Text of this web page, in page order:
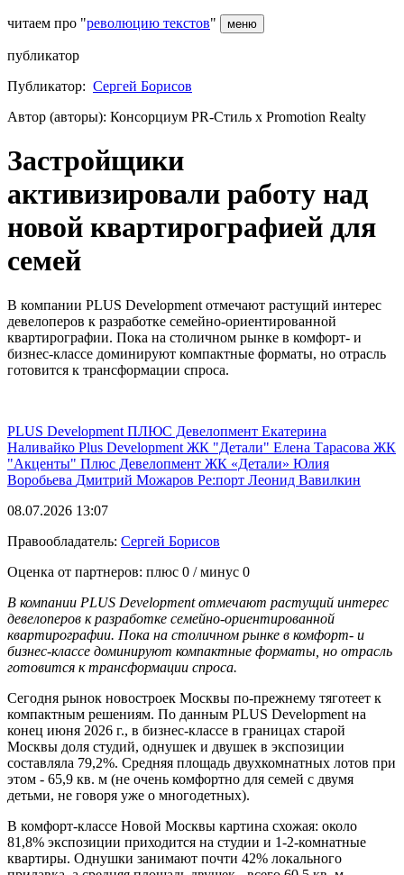
читаем про "революцию текстов" меню
публикатор
Публикатор: Сергей Борисов
Автор (авторы): Консорциум PR-Стиль х Promotion Realty
Застройщики
активизировали работу над
новой квартирографией для
семей
В компании PLUS Development отмечают растущий интерес
девелоперов к разработке семейно-ориентированной
квартирографии. Пока на столичном рынке в комфорт- и
бизнес-классе доминируют компактные форматы, но отрасль
готовится к трансформации спроса.
PLUS Development ПЛЮС Девелопмент Екатерина
Наливайко Plus Development ЖК "Детали" Елена Тарасова ЖК
"Акценты" Плюс Девелопмент ЖК «Детали» Юлия
Воробьева Дмитрий Можаров Ре:порт Леонид Вавилкин
08.07.2026 13:07
Правообладатель: Сергей Борисов
Оценка от партнеров: плюс 0 / минус 0
В компании PLUS Development отмечают растущий интерес
девелоперов к разработке семейно-ориентированной
квартирографии. Пока на столичном рынке в комфорт- и
бизнес-классе доминируют компактные форматы, но отрасль
готовится к трансформации спроса.
Сегодня рынок новостроек Москвы по-прежнему тяготеет к
компактным решениям. По данным PLUS Development на
конец июня 2026 г., в бизнес-классе в границах старой
Москвы доля студий, однушек и двушек в экспозиции
составляла 79,2%. Средняя площадь двухкомнатных лотов при
этом - 65,9 кв. м (не очень комфортно для семей с двумя
детьми, не говоря уже о многодетных).
В комфорт-классе Новой Москвы картина схожая: около
81,8% экспозиции приходится на студии и 1-2-комнатные
квартиры. Однушки занимают почти 42% локального